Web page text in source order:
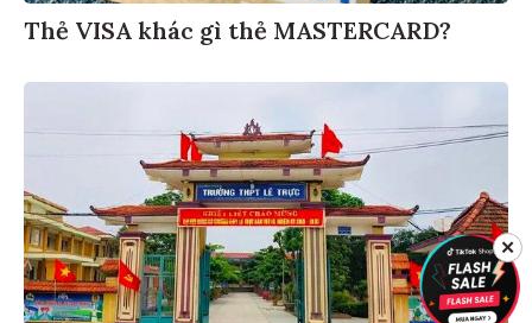
Thẻ VISA khác gì thẻ MASTERCARD?
✕